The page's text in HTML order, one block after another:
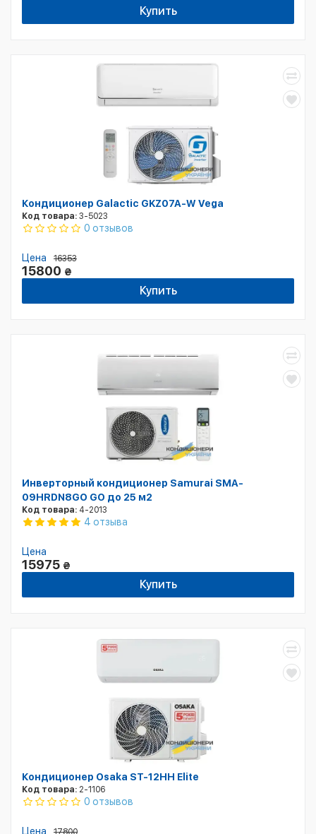
Купить
Кондиционер Galactic GKZ07A-W Vega
Код товара: 3-5023
0 отзывов
Цена 16353
15800 ₴
Купить
Инверторный кондиционер Samurai SMA-
09HRDN8GO GO до 25 м2
Код товара: 4-2013
4 отзыва
Цена
15975 ₴
Купить
Кондиционер Osaka ST-12HH Elite
Код товара: 2-1106
0 отзывов
Цена 17800